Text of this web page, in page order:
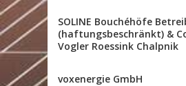
SOLINE Bouchéhöfe
(haftungsbeschränkt) &
Vogler Roessink Chalpnik
voxenergie GmbH